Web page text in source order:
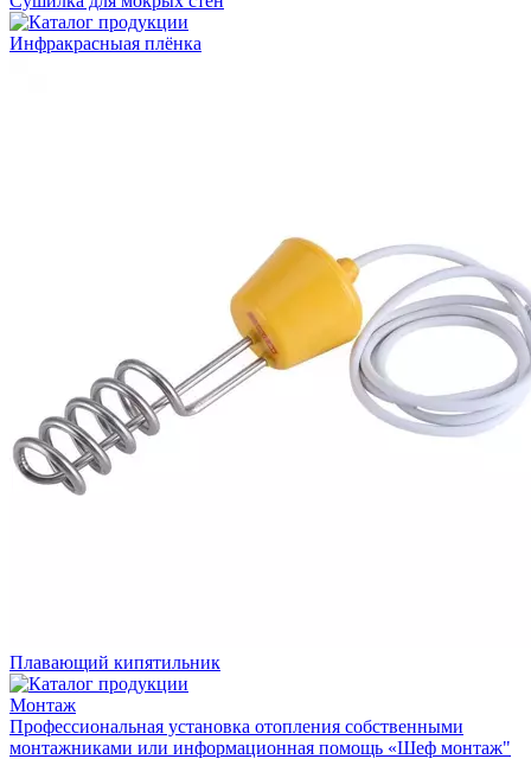
Инфракрасныая плёнка
Плавающий кипятильник
Монтаж
Профессиональная установка отопления собственными
монтажниками или информационная помощь «Шеф монтаж"